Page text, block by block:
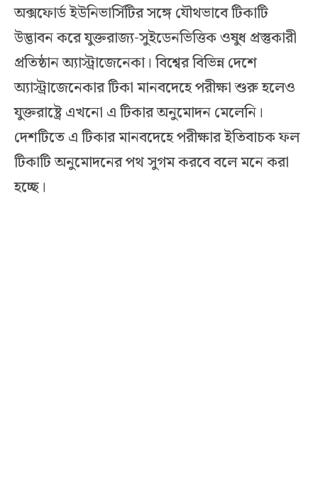
অক্সফোর্ড ইউনিভার্সিটির সঙ্গে যৌথভাবে টিকাটি
উদ্ভাবন করে যুক্তরাজ্য-সুইডেনভিত্তিক ওষুধ প্রস্তুকারী
প্রতিষ্ঠান অ্যাস্ট্রাজেনেকা। বিশ্বের বিভিন্ন দেশে
অ্যাস্ট্রাজেনেকার টিকা মানবদেহে পরীক্ষা শুরু হলেও
যুক্তরাষ্ট্রে এখনো এ টিকার অনুমোদন মেলেনি।
দেশটিতে এ টিকার মানবদেহে পরীক্ষার ইতিবাচক ফল
টিকাটি অনুমোদনের পথ সুগম করবে বলে মনে করা
হচ্ছে।